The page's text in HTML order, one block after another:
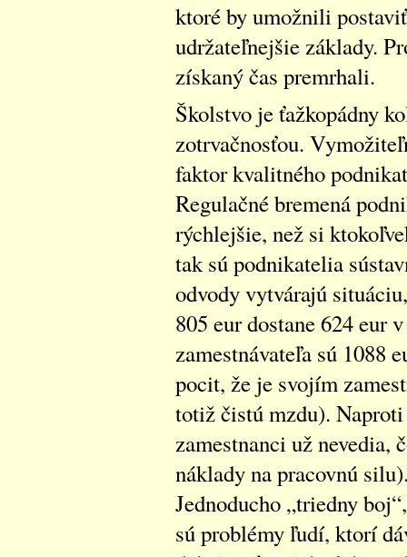
ktoré by umožnili
udržateľnejšie základy.
získaný čas premrhali.
Školstvo je ťažkopádny
zotrvačnosťou.
faktor kvalitného
Regulačné bremená
rýchlejšie, než si
tak sú podnikatelia
odvody vytvárajú
805 eur dostane 624 eur
zamestnávateľa sú 1088
pocit, že je svojím
totiž čistú mzdu).
zamestnanci už
náklady na pracovnú
Jednoducho „triedny
sú problémy ľudí, ktorí